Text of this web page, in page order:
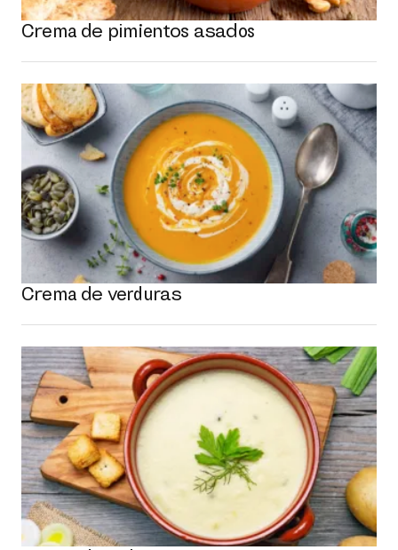
Crema de pimientos asados
Crema de verduras